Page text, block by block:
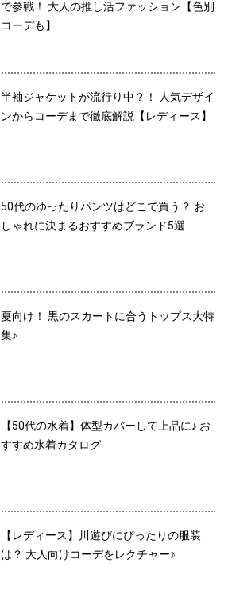
で参戦！ 大人の推し活ファッション【色別
コーデも】
半袖ジャケットが流行り中？！ 人気デザイ
ンからコーデまで徹底解説【レディース】
50代のゆったりパンツはどこで買う？ お
しゃれに決まるおすすめブランド5選
夏向け！ 黒のスカートに合うトップス大特
集♪
【50代の水着】体型カバーして上品に♪ お
すすめ水着カタログ
【レディース】川遊びにぴったりの服装
は？ 大人向けコーデをレクチャー♪